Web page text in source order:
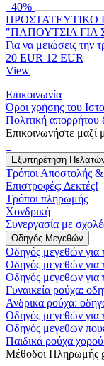
‒40%
ΠΡΟΣΤΑΤΕΥΤΙΚΟ
"ΠΑΠΟΥΤΣΙΑ ΓΙΑ
Για να μειώσεις την
20 EUR 12 EUR
View
Επικοινωνία
Όροι χρήσης του
Πολιτική
Επικοινωνήστε μαζί
Εξυπηρέτηση
Τρόποι Αποστολής
Επιστροφές; Δεκτές!
Τρόποι πληρωμής
Χονδρική
Συνεργασία με
Οδηγός Μεγεθών
Οδηγός μεγεθών για
Οδηγός μεγεθών για
Οδηγός μεγεθών για
Γυναικεία ρούχα:
Ανδρικα ρούχα:
Οδηγός μεγεθών για
Οδηγός μεγεθών
Παιδικά ρούχα
Μέθοδοι Πληρωμής